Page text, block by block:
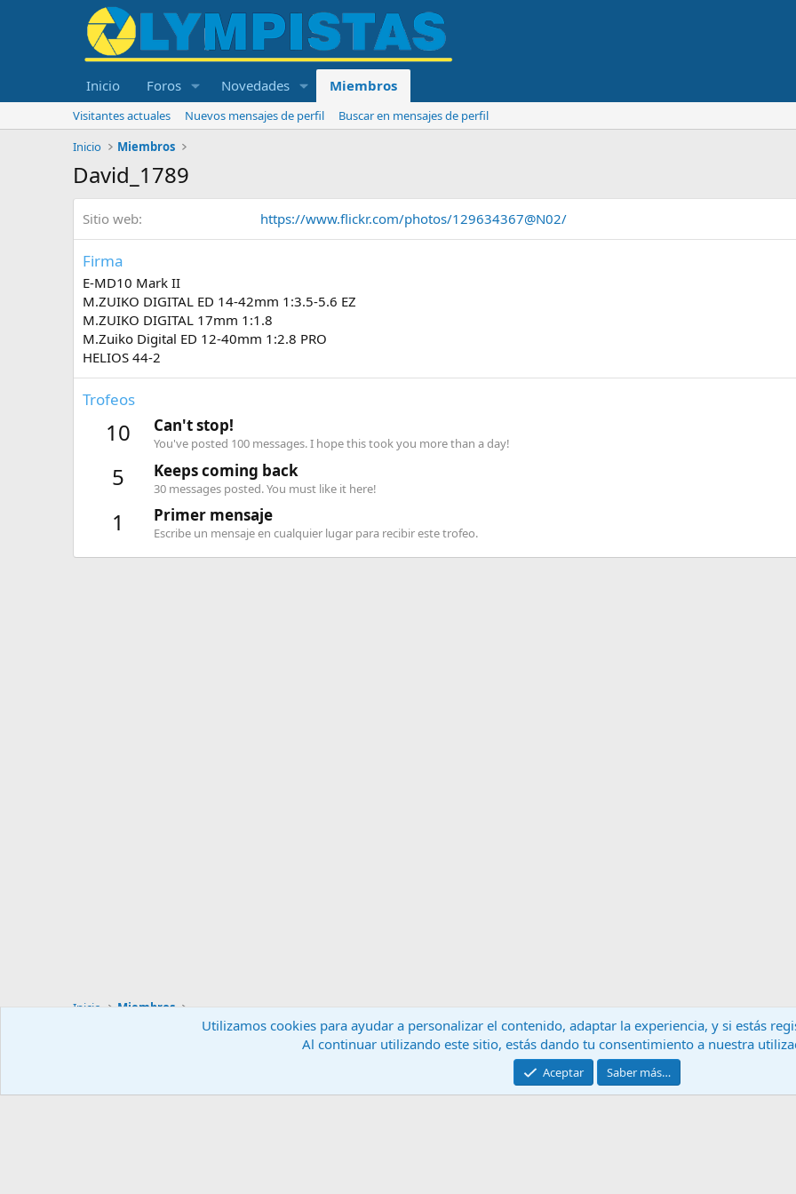
Inicio Foros Novedades Miembros
Visitantes actuales Nuevos mensajes de perfil
Buscar en mensajes de perfil
Inicio
Miembros
David_1789
Sitio web https://www.flickr.com/photos/129634367@N02/
Firma
E-MD10 Mark II
M.ZUIKO DIGITAL ED 14-42mm 1:3.5-5.6 EZ
M.ZUIKO DIGITAL 17mm 1:1.8
M.Zuiko Digital ED 12-40mm 1:2.8 PRO
HELIOS 44-2
Trofeos
10 Can't stop!
You've posted 100 messages. I hope this took you more than a day!
5 Keeps coming back
30 messages posted. You must like it here!
1 Primer mensaje
Escribe un mensaje en cualquier lugar para recibir este trofeo.
Inicio Miembros
Contáctanos
Community platform by XenForo® © 2010-2024 XenForo Ltd.
Utilizamos cookies para ayudar a personalizar el contenido, adaptar la experiencia, y si estás
Al continuar utilizando este sitio, estás dando tu consentimiento a nuestra
Aceptar Saber más…